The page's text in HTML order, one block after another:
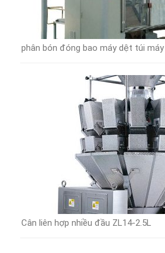
phân bón đóng bao máy dệt túi
Cân liên hợp nhiều đầu ZL14-2.5L